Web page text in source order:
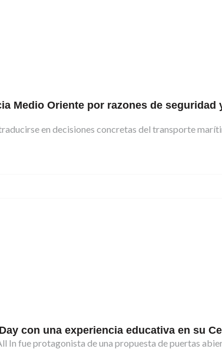
Medio Oriente por razones de
en decisiones concretas del transporte
con una experiencia educativa en su
In fue protagonista de una propuesta de puertas